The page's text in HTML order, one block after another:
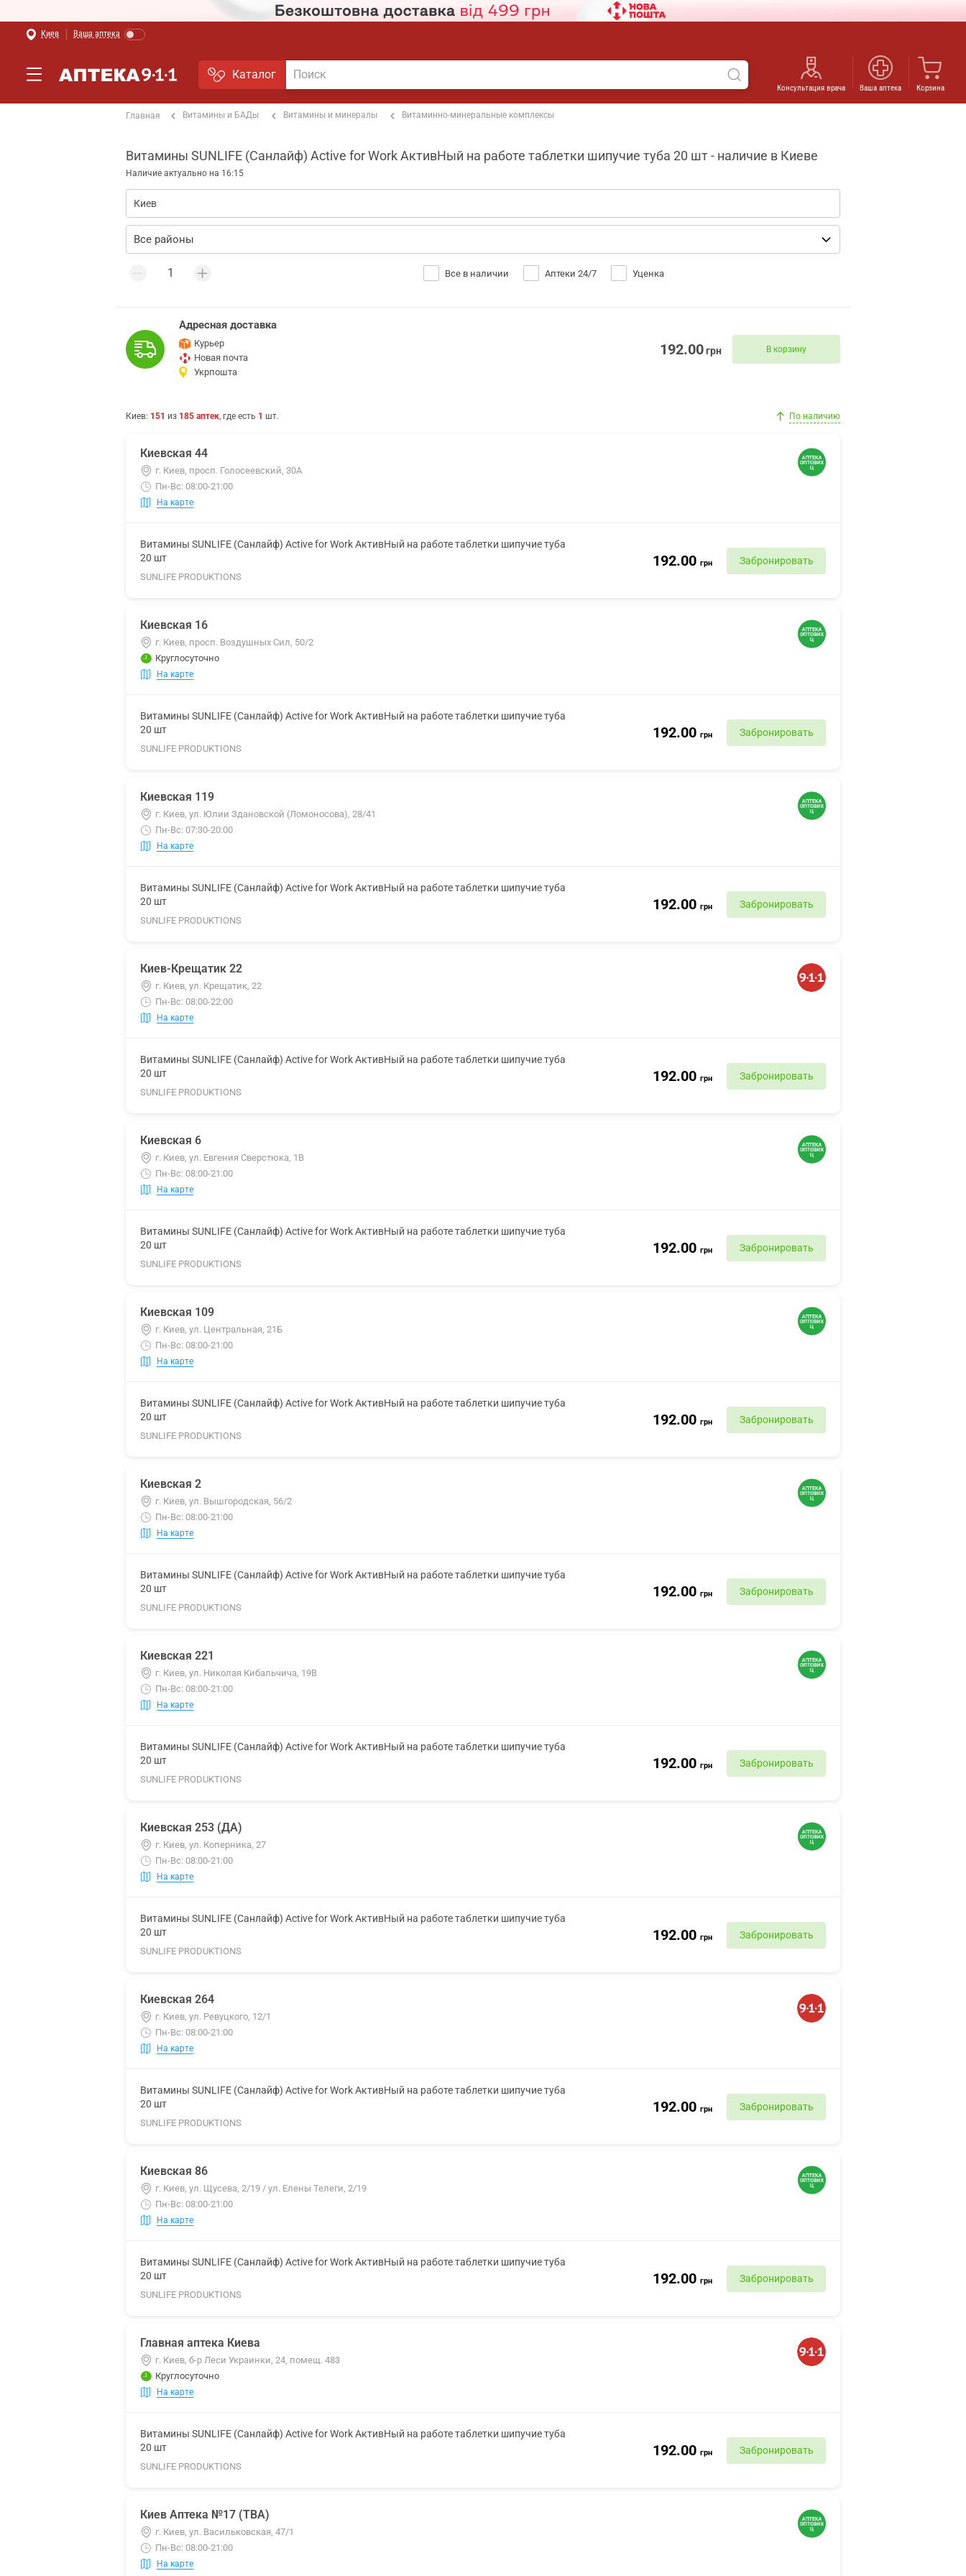
Киев Ваша аптека
Каталог
Консультация врача Ваша аптека Корзина
Главная Витамины и БАДы Витамины и минералы Витаминно-минеральные комплексы
Витамины SUNLIFE (Санлайф) Active for Work АктивНый на работе таблетки шипучие туба 20 шт - наличие в Киеве
Наличие актуально на 16:15
Все в наличии Аптеки 24/7 Уценка
Адресная доставка
Курьер
Новая почта
Укрпошта
192.00грн В корзину
Киев: 151 из 185 аптек, где есть 1 шт. По наличию
Киевская 44
г. Киев, просп. Голосеевский, 30А
Пн-Вс: 08:00-21:00
На карте
Витамины SUNLIFE (Санлайф) Active for Work АктивНый на работе таблетки шипучие туба
20 шт
SUNLIFE PRODUKTIONS
192.00 грн Забронировать
Киевская 16
г. Киев, просп. Воздушных Сил, 50/2
Круглосуточно
На карте
Витамины SUNLIFE (Санлайф) Active for Work АктивНый на работе таблетки шипучие туба
20 шт
SUNLIFE PRODUKTIONS
192.00 грн Забронировать
Киевская 119
г. Киев, ул. Юлии Здановской (Ломоносова), 28/41
Пн-Вс: 07:30-20:00
На карте
Витамины SUNLIFE (Санлайф) Active for Work АктивНый на работе таблетки шипучие туба
20 шт
SUNLIFE PRODUKTIONS
192.00 грн Забронировать
Киев-Крещатик 22
г. Киев, ул. Крещатик, 22
Пн-Вс: 08:00-22:00
На карте
Витамины SUNLIFE (Санлайф) Active for Work АктивНый на работе таблетки шипучие туба
20 шт
SUNLIFE PRODUKTIONS
192.00 грн Забронировать
Киевская 6
г. Киев, ул. Евгения Сверстюка, 1В
Пн-Вс: 08:00-21:00
На карте
Витамины SUNLIFE (Санлайф) Active for Work АктивНый на работе таблетки шипучие туба
20 шт
SUNLIFE PRODUKTIONS
192.00 грн Забронировать
Киевская 109
г. Киев, ул. Центральная, 21Б
Пн-Вс: 08:00-21:00
На карте
Витамины SUNLIFE (Санлайф) Active for Work АктивНый на работе таблетки шипучие туба
20 шт
SUNLIFE PRODUKTIONS
192.00 грн Забронировать
Киевская 2
г. Киев, ул. Вышгородская, 56/2
Пн-Вс: 08:00-21:00
На карте
Витамины SUNLIFE (Санлайф) Active for Work АктивНый на работе таблетки шипучие туба
20 шт
SUNLIFE PRODUKTIONS
192.00 грн Забронировать
Киевская 221
г. Киев, ул. Николая Кибальчича, 19В
Пн-Вс: 08:00-21:00
На карте
Витамины SUNLIFE (Санлайф) Active for Work АктивНый на работе таблетки шипучие туба
20 шт
SUNLIFE PRODUKTIONS
192.00 грн Забронировать
Киевская 253 (ДА)
г. Киев, ул. Коперника, 27
Пн-Вс: 08:00-21:00
На карте
Витамины SUNLIFE (Санлайф) Active for Work АктивНый на работе таблетки шипучие туба
20 шт
SUNLIFE PRODUKTIONS
192.00 грн Забронировать
Киевская 264
г. Киев, ул. Ревуцкого, 12/1
Пн-Вс: 08:00-21:00
На карте
Витамины SUNLIFE (Санлайф) Active for Work АктивНый на работе таблетки шипучие туба
20 шт
SUNLIFE PRODUKTIONS
192.00 грн Забронировать
Киевская 86
г. Киев, ул. Щусева, 2/19 / ул. Елены Телеги, 2/19
Пн-Вс: 08:00-21:00
На карте
Витамины SUNLIFE (Санлайф) Active for Work АктивНый на работе таблетки шипучие туба
20 шт
SUNLIFE PRODUKTIONS
192.00 грн Забронировать
Главная аптека Киева
г. Киев, б-р Леси Украинки, 24, помещ. 483
Круглосуточно
На карте
Витамины SUNLIFE (Санлайф) Active for Work АктивНый на работе таблетки шипучие туба
20 шт
SUNLIFE PRODUKTIONS
192.00 грн Забронировать
Киев Аптека №17 (ТВА)
г. Киев, ул. Васильковская, 47/1
Пн-Вс: 08:00-21:00
На карте